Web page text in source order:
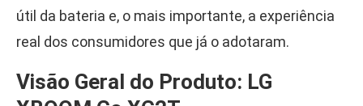
útil da bateria e, o mais importante, a experiência
real dos consumidores que já o adotaram.
Visão Geral do Produto: LG